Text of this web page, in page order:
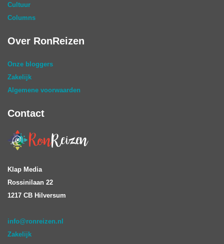
Cultuur
Columns
Over RonReizen
Onze bloggers
Zakelijk
Algemene voorwaarden
Contact
Klap Media
Rossinilaan 22
1217 CB Hilversum
info@ronreizen.nl
Zakelijk